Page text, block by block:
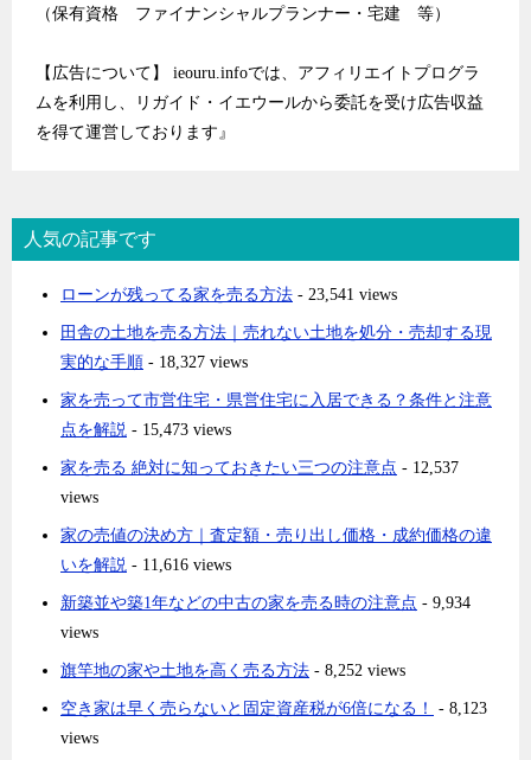
（保有資格 ファイナンシャルプランナー・宅建 等）
【広告について】 ieouru.infoでは、アフィリエイトプログラ
ムを利用し、リガイド・イエウールから委託を受け広告収益
を得て運営しております』
人気の記事です
ローンが残ってる家を売る方法 - 23,541 views
田舎の土地を売る方法｜売れない土地を処分・売却する現
実的な手順 - 18,327 views
家を売って市営住宅・県営住宅に入居できる？条件と注意
点を解説 - 15,473 views
家を売る 絶対に知っておきたい三つの注意点 - 12,537
views
家の売値の決め方｜査定額・売り出し価格・成約価格の違
いを解説 - 11,616 views
新築並や築1年などの中古の家を売る時の注意点 - 9,934
views
旗竿地の家や土地を高く売る方法 - 8,252 views
空き家は早く売らないと固定資産税が6倍になる！
- 8,123
views